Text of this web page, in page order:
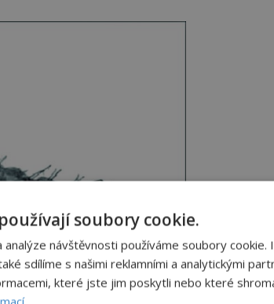
vinu však nese německý útok.
soubory cookie.
analýze návštěvnosti používáme soubory cookie.
sdílíme s našimi reklamními a analytickými
které jste jim poskytli nebo které